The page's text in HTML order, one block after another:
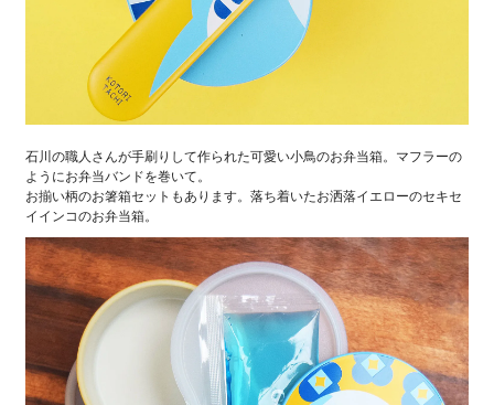
石川の職人さんが手刷りして作られた可愛い小鳥のお弁当箱。マフラーの
ようにお弁当バンドを巻いて。
お揃い柄のお箸箱セットもあります。落ち着いたお洒落イエローのセキセ
イインコのお弁当箱。